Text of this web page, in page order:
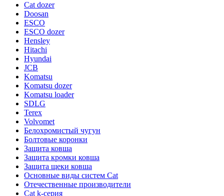
Cat dozer
Doosan
ESCO
ESCO dozer
Hensley
Hitachi
Hyundai
JCB
Komatsu
Komatsu dozer
Komatsu loader
SDLG
Terex
Volvomet
Белохромистый чугун
Болтовые коронки
Защита ковша
Защита кромки ковша
Защита щеки ковша
Основные виды систем Cat
Отечественные производители
Сat k-серия